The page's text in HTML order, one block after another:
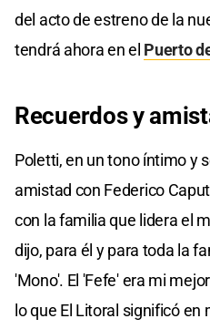
del acto de estreno de la
tendrá ahora en el Puerto
Recuerdos y
Poletti, en un tono íntimo y
amistad con Federico
con la familia que lidera el
dijo, para él y para toda la
'Mono'. El 'Fefe' era mi
lo que El Litoral significó en